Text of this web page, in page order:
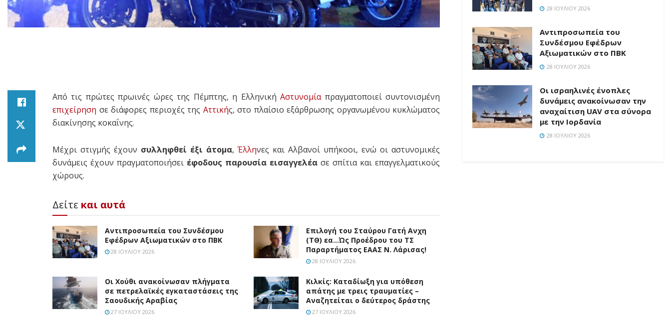
Από τις πρώτες πρωινές ώρες της Πέμπτης, η ΕλληνικήΑστυνομίαπραγματοποιεί συντονισμένη
επιχείρηση σε διάφορες περιοχές της Αττικής, στο πλαίσιο εξάρθρωσης οργανωμένου κυκλώματος
διακίνησης κοκαΐνης.
Μέχρι στιγμής έχουν συλληφθεί έξι άτομα, Έλληνες και Αλβανοί υπήκοοι, ενώ οι αστυνομικές
δυνάμεις έχουν πραγματοποιήσει έφοδους παρουσία εισαγγελέα σε σπίτια και επαγγελματικούς
χώρους.
Δείτε και αυτά
Aντιπροσωπεία του Συνδέσμου
Εφέδρων Αξιωματικών στο ΠΒΚ
28 ΙΟΥΛΊΟΥ 2026
Επιλογή του Σταύρου Γατή Ανχη
(ΤΘ) εα…Ώς Προέδρου του ΤΣ
Παραρτήματος ΕΑΑΣ Ν. Λάρισας!
28 ΙΟΥΛΊΟΥ 2026
Οι Χούθι ανακοίνωσαν πλήγματα
σε πετρελαϊκές εγκαταστάσεις της
Σαουδικής Αραβίας
27 ΙΟΥΛΊΟΥ 2026
Κιλκίς: Καταδίωξη για υπόθεση
απάτης με τρεις τραυματίες –
Αναζητείται ο δεύτερος δράστης
27 ΙΟΥΛΊΟΥ 2026
28 ΙΟΥΛΊΟΥ 2026
Aντιπροσωπεία του
Συνδέσμου Εφέδρων
Αξιωματικών στο ΠΒΚ
28 ΙΟΥΛΊΟΥ 2026
Οι ισραηλινές ένοπλες
δυνάμεις ανακοίνωσαν την
αναχαίτιση UAV στα σύνορα
με την Ιορδανία
28 ΙΟΥΛΊΟΥ 2026